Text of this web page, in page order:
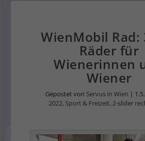
WienMobil Rad:
Räder für
Wienerinnen
Wiener
Gepostet von Servus in Wien |
2022, Sport & Freizeit,2-slider